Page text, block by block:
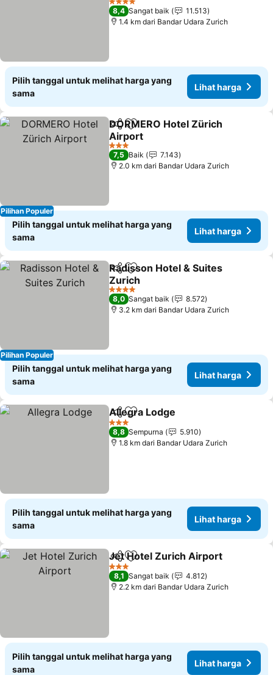
4 Bintang
8,4 Sangat baik
11.513
1.4 km dari Bandar Udara Zurich
Pilih tanggal untuk melihat harga yang
sama
Lihat harga
Pilihan Populer
BagikanTambahkan ke favorit
DORMERO Hotel Zürich
Airport
3 Bintang
7,5 Baik
7.143
2.0 km dari Bandar Udara Zurich
Pilih tanggal untuk melihat harga yang
sama
Lihat harga
Pilihan Populer
BagikanTambahkan ke favorit
Radisson Hotel & Suites
Zurich
4 Bintang
8,0 Sangat baik
8.572
3.2 km dari Bandar Udara Zurich
Pilih tanggal untuk melihat harga yang
sama
Lihat harga
BagikanTambahkan ke favorit
Allegra Lodge
3 Bintang
8,8 Sempurna
5.910
1.8 km dari Bandar Udara Zurich
Pilih tanggal untuk melihat harga yang
sama
Lihat harga
BagikanTambahkan ke favorit
Jet Hotel Zurich Airport
3 Bintang
8,1 Sangat baik
4.812
2.2 km dari Bandar Udara Zurich
Pilih tanggal untuk melihat harga yang
sama
Lihat harga